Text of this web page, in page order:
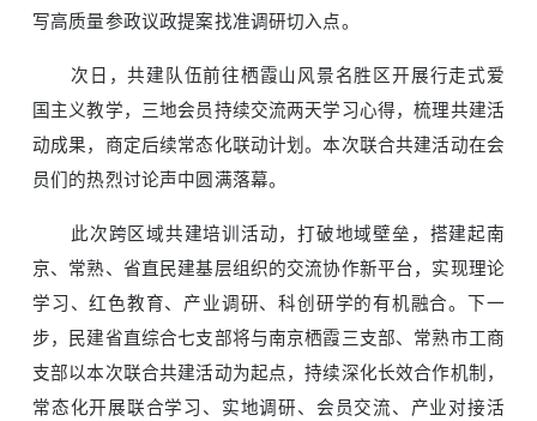
写高质量参政议政提案找准调研切入点。
次日，共建队伍前往栖霞山风景名胜区开展行走式爱
国主义教学，三地会员持续交流两天学习心得，梳理共建活
动成果，商定后续常态化联动计划。本次联合共建活动在会
员们的热烈讨论声中圆满落幕。
此次跨区域共建培训活动，打破地域壁垒，搭建起南
京、常熟、省直民建基层组织的交流协作新平台，实现理论
学习、红色教育、产业调研、科创研学的有机融合。下一
步，民建省直综合七支部将与南京栖霞三支部、常熟市工商
支部以本次联合共建活动为起点，持续深化长效合作机制，
常态化开展联合学习、实地调研、会员交流、产业对接活